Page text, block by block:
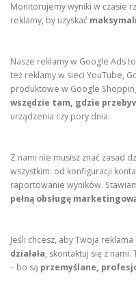
Monitorujemy wyniki w czasie
reklamy, by uzyskać
Nasze reklamy w Google Ads
też reklamy w sieci YouTube,
produktowe w Google
wszędzie tam, gdzie
urządzenia czy pory dnia.
Z nami nie musisz znać zasad
wszystkim: od konfiguracji
raportowanie wyników.
pełną obsługę
Jeśli chcesz, aby Twoja
działała, skontaktuj się z
– bo są przemyślane,